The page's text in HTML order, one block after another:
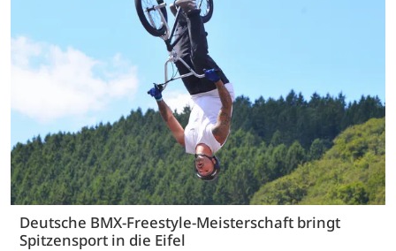
Deutsche BMX-Freestyle-Meisterschaft bringt
Spitzensport in die Eifel